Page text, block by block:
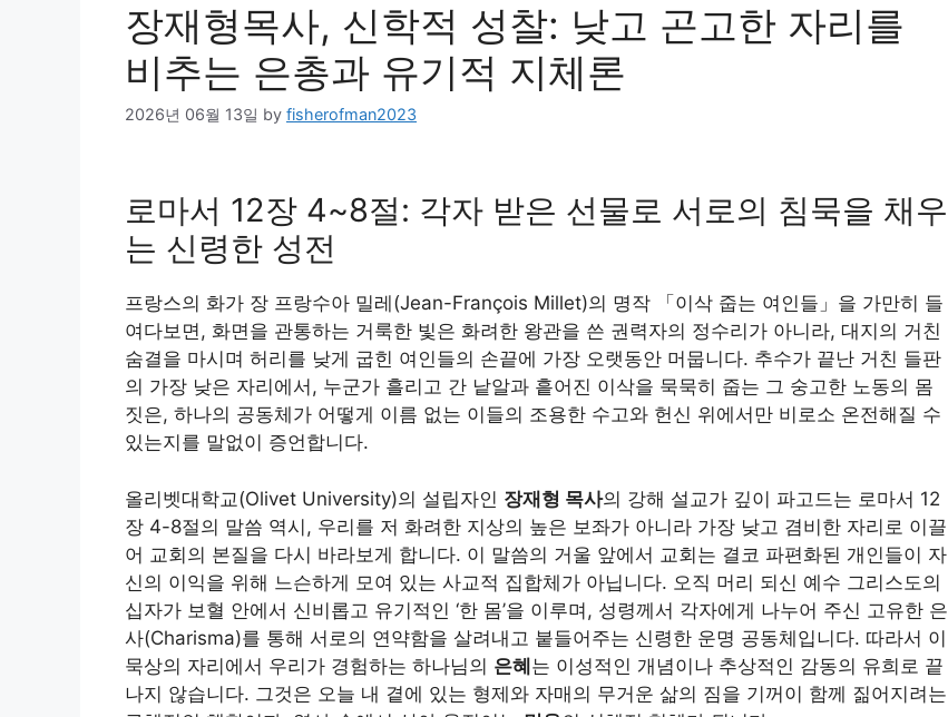
장재형목사, 신학적 성찰: 낮고 곤고한 자리를
비추는 은총과 유기적 지체론
2026년 06월 13일 by fisherofman2023
로마서 12장 4~8절: 각자 받은 선물로 서로의 침묵을 채우
는 신령한 성전
프랑스의 화가 장 프랑수아 밀레(Jean-François Millet)의 명작 「이삭 줍는 여인들」을 가만히 들
여다보면, 화면을 관통하는 거룩한 빛은 화려한 왕관을 쓴 권력자의 정수리가 아니라, 대지의 거친
숨결을 마시며 허리를 낮게 굽힌 여인들의 손끝에 가장 오랫동안 머뭅니다. 추수가 끝난 거친 들판
의 가장 낮은 자리에서, 누군가 흘리고 간 낱알과 흩어진 이삭을 묵묵히 줍는 그 숭고한 노동의 몸
짓은, 하나의 공동체가 어떻게 이름 없는 이들의 조용한 수고와 헌신 위에서만 비로소 온전해질 수
있는지를 말없이 증언합니다.
올리벳대학교(Olivet University)의 설립자인 장재형 목사의 강해 설교가 깊이 파고드는 로마서 12
장 4-8절의 말씀 역시, 우리를 저 화려한 지상의 높은 보좌가 아니라 가장 낮고 겸비한 자리로 이끌
어 교회의 본질을 다시 바라보게 합니다. 이 말씀의 거울 앞에서 교회는 결코 파편화된 개인들이 자
신의 이익을 위해 느슨하게 모여 있는 사교적 집합체가 아닙니다. 오직 머리 되신 예수 그리스도의
십자가 보혈 안에서 신비롭고 유기적인 ‘한 몸’을 이루며, 성령께서 각자에게 나누어 주신 고유한 은
사(Charisma)를 통해 서로의 연약함을 살려내고 붙들어주는 신령한 운명 공동체입니다. 따라서 이
묵상의 자리에서 우리가 경험하는 하나님의 은혜는 이성적인 개념이나 추상적인 감동의 유희로 끝
나지 않습니다. 그것은 오늘 내 곁에 있는 형제와 자매의 무거운 삶의 짐을 기꺼이 함께 짊어지려는